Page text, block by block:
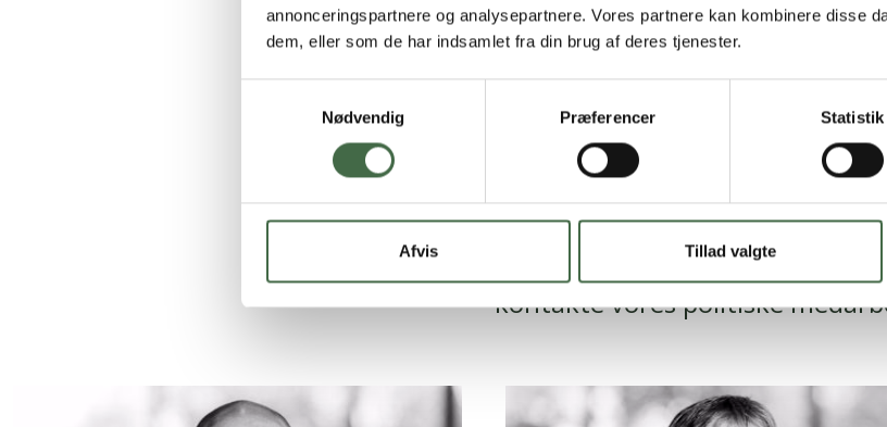
annonceringspartnere og analysepartnere. Vores partnere kan kombinere disse
dem, eller som de har indsamlet fra din brug af deres tjenester.
Nødvendig
Præferencer Statistik
Afvis Tillad valgte
Målet for samarbejdet med EPSU er at påvirke EU-
EPSU
Kontakt
Vil du vide mere om HKKF's internationale
kontakte vores politiske